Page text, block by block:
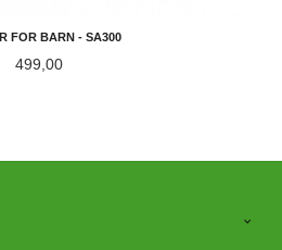
FOR BARN - SA300
Pris
499,00